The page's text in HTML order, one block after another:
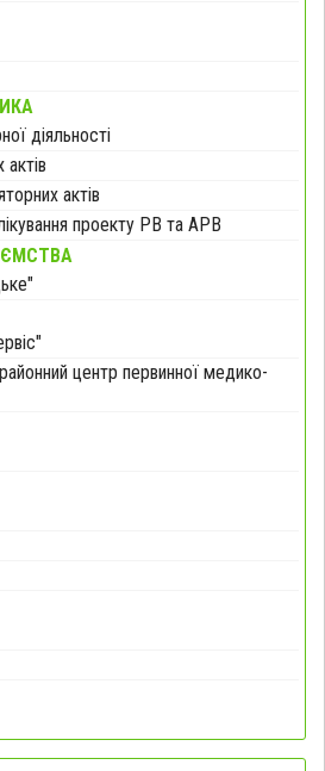
діяльності
актів
проекту РВ та АРВ
центр первинної медико-